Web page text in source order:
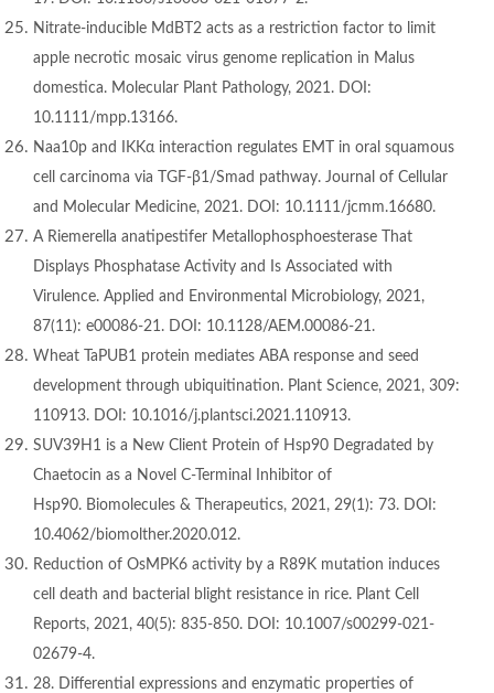
Nitrate-inducible MdBT2 acts as a restriction factor to limit
apple necrotic mosaic virus genome replication in Malus
domestica. Molecular Plant Pathology, 2021. DOI:
10.1111/mpp.13166.
Naa10p and IKKα interaction regulates EMT in oral squamous
cell carcinoma via TGF-β1/Smad pathway. Journal of Cellular
and Molecular Medicine, 2021. DOI: 10.1111/jcmm.16680.
A Riemerella anatipestifer Metallophosphoesterase That
Displays Phosphatase Activity and Is Associated with
Virulence. Applied and Environmental Microbiology, 2021,
87(11): e00086-21. DOI: 10.1128/AEM.00086-21.
Wheat TaPUB1 protein mediates ABA response and seed
development through ubiquitination. Plant Science, 2021, 309:
110913. DOI: 10.1016/j.plantsci.2021.110913.
SUV39H1 is a New Client Protein of Hsp90 Degradated by
Chaetocin as a Novel C-Terminal Inhibitor of
Hsp90. Biomolecules & Therapeutics, 2021, 29(1): 73. DOI:
10.4062/biomolther.2020.012.
Reduction of OsMPK6 activity by a R89K mutation induces
cell death and bacterial blight resistance in rice. Plant Cell
Reports, 2021, 40(5): 835-850. DOI: 10.1007/s00299-021-
02679-4.
28. Differential expressions and enzymatic properties of